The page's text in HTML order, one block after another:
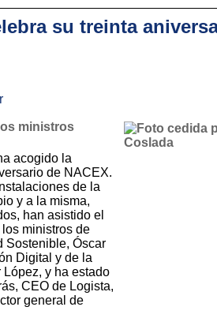
su treinta
ministros
acogido la
de NACEX.
de la
y a la misma,
han asistido el
ministros de
Sostenible, Óscar
Digital y de la
y ha estado
CEO de Logista,
general de